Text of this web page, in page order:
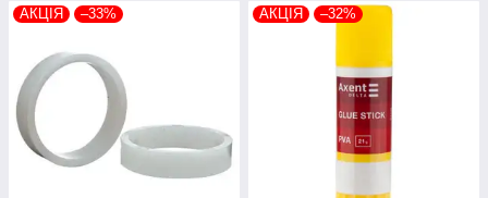
АКЦІЯ –33% АКЦІЯ –32%